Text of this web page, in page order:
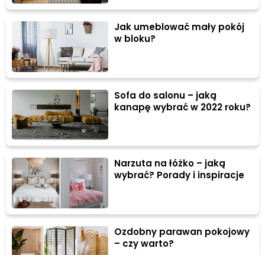
Jak umeblować mały pokój
w bloku?
Sofa do salonu – jaką
kanapę wybrać w 2022 roku?
Narzuta na łóżko – jaką
wybrać? Porady i inspiracje
Ozdobny parawan pokojowy
– czy warto?